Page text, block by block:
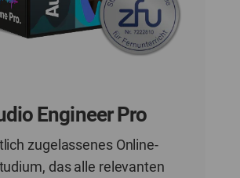
Engineer Pro
zugelassenes Online-
das alle relevanten